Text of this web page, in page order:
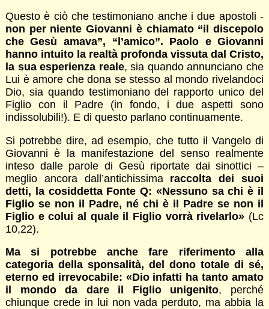
Questo è ciò che testimoniano anche i due apostoli -
non per niente Giovanni è chiamato “il discepolo
che Gesù amava”, “l’amico”. Paolo e Giovanni
hanno intuito la realtà profonda vissuta dal Cristo,
la sua esperienza reale, sia quando annunciano che
Lui è amore che dona se stesso al mondo rivelandoci
Dio, sia quando testimoniano del rapporto unico del
Figlio con il Padre (in fondo, i due aspetti sono
indissolubili!). E di questo parlano continuamente.
Si potrebbe dire, ad esempio, che tutto il Vangelo di
Giovanni è la manifestazione del senso realmente
inteso dalle parole di Gesù riportate dai sinottici –
meglio ancora dall’antichissima raccolta dei suoi
detti, la cosiddetta Fonte Q: «Nessuno sa chi è il
Figlio se non il Padre, né chi è il Padre se non il
Figlio e colui al quale il Figlio vorrà rivelarlo» (Lc
10,22).
Ma si potrebbe anche fare riferimento alla
categoria della sponsalità, del dono totale di sé,
eterno ed irrevocabile: «Dio infatti ha tanto amato
il mondo da dare il Figlio unigenito, perché
chiunque crede in lui non vada perduto, ma abbia la